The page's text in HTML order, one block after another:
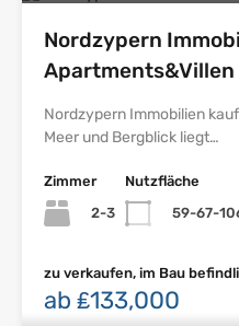
Nordzypern
Apartments&Villen
Nordzypern Immobilien
Meer und Bergblick liegt…
Zimmer
2-3
Nutzfläche
59-67-
zu verkaufen, im Bau
ab ₤133,000